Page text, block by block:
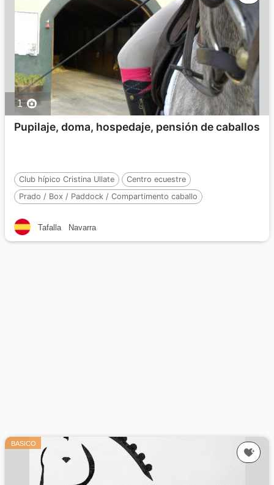
1
Pupilaje, doma, hospedaje, pensión de caballos
Club hípico Cristina Ullate
Centro ecuestre
Prado / Box / Paddock / Compartimento caballo
Tafalla
Navarra
BASICO